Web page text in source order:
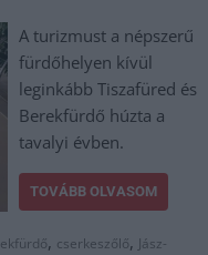
A turizmust a népszerű
fürdőhelyen kívül
leginkább Tiszafüred és
Berekfürdő húzta a
tavalyi évben.
TOVÁBB OLVASOM
, cserkeszőlő, Jász-